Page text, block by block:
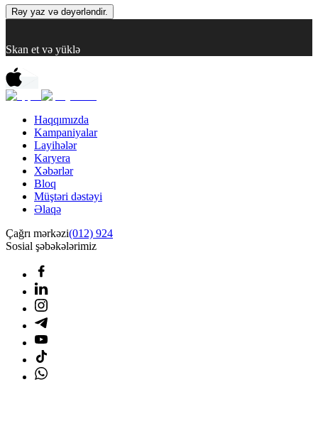
Rəy yaz və dəyərləndir.
Skan et və yüklə
Haqqımızda
Kampaniyalar
Layihələr
Karyera
Xəbərlər
Bloq
Müştəri dəstəyi
Əlaqə
Çağrı mərkəzi(012) 924
Sosial şəbəkələrimiz